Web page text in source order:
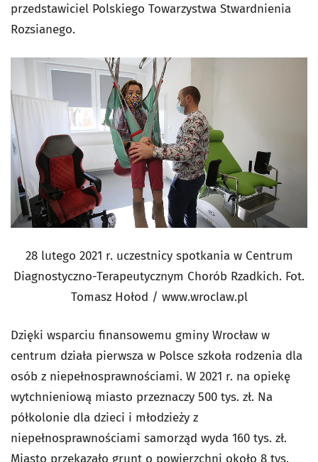
przedstawiciel Polskiego Towarzystwa Stwardnienia
Rozsianego.
28 lutego 2021 r. uczestnicy spotkania w Centrum
Diagnostyczno-Terapeutycznym Chorób Rzadkich. Fot.
Tomasz Hołod / www.wroclaw.pl
Dzięki wsparciu finansowemu gminy Wrocław w
centrum działa pierwsza w Polsce szkoła rodzenia dla
osób z niepełnosprawnościami. W 2021 r. na opiekę
wytchnieniową miasto przeznaczy 500 tys. zł. Na
półkolonie dla dzieci i młodzieży z
niepełnosprawnościami samorząd wyda 160 tys. zł.
Miasto przekazało grunt o powierzchni około 8 tys.